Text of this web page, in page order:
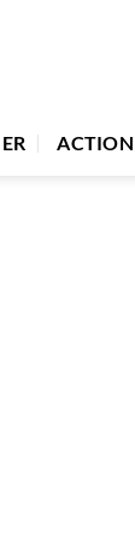
ACTION